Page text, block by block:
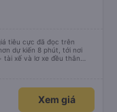
tôi dự định sẽ đi tuyến
tiêu cực đã đọc trên
dự kiến 8 phút, tới nơi
nhưng cá nhân mình
là dừng 30p nhưng thực
đủ. tóm lại thì lần đầu đi
Xem giá